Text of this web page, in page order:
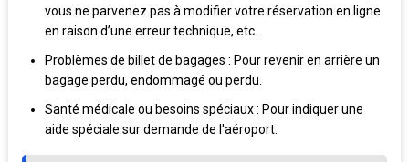
vous ne parvenez pas à modifier votre réservation en ligne
en raison d’une erreur technique, etc.
Problèmes de billet de bagages : Pour revenir en arrière un
bagage perdu, endommagé ou perdu.
Santé médicale ou besoins spéciaux : Pour indiquer une
aide spéciale sur demande de l'aéroport.